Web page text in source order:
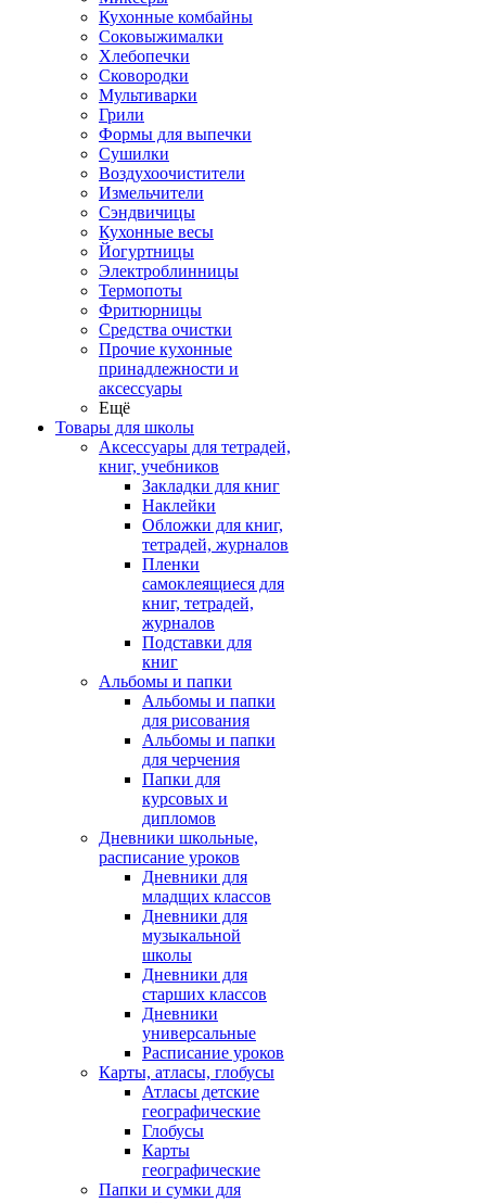
Кухонные комбайны
Соковыжималки
Хлебопечки
Сковородки
Мультиварки
Грили
Формы для выпечки
Сушилки
Воздухоочистители
Измельчители
Сэндвичицы
Кухонные весы
Йогуртницы
Электроблинницы
Термопоты
Фритюрницы
Средства очистки
Прочие кухонные
принадлежности и
аксессуары
Ещё
Товары для школы
Аксессуары для тетрадей,
книг, учебников
Закладки для книг
Наклейки
Обложки для книг,
тетрадей, журналов
Пленки
самоклеящиеся для
книг, тетрадей,
журналов
Подставки для
книг
Альбомы и папки
Альбомы и папки
для рисования
Альбомы и папки
для черчения
Папки для
курсовых и
дипломов
Дневники школьные,
расписание уроков
Дневники для
младщих классов
Дневники для
музыкальной
школы
Дневники для
старших классов
Дневники
универсальные
Расписание уроков
Карты, атласы, глобусы
Атласы детские
географические
Глобусы
Карты
географические
Папки и сумки для